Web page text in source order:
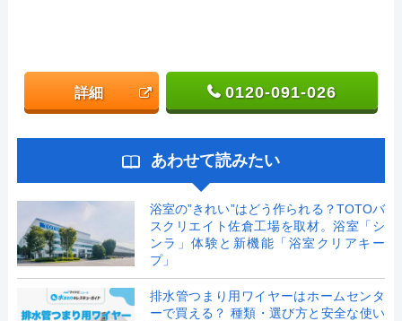
詳細 0120-091-026
あわせて読みたい
浴室の”きれい”はどう作られる？TOTOバ
スクリエイト佐倉工場を取材。浴室「シ
ンラ」体験と新機能「浴室クリアキー
プ」
排水管つまり用ワイヤーはホームセンタ
ーで買える？ 種類・選び方と安全な使い